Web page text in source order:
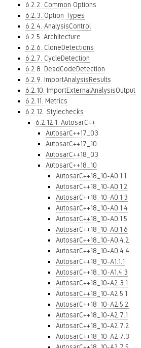
6.2.2. Common Options
6.2.3. Option Types
6.2.4. AnalysisControl
6.2.5. Architecture
6.2.6. CloneDetections
6.2.7. CycleDetection
6.2.8. DeadCodeDetection
6.2.9. ImportAnalysisResults
6.2.10. ImportExternalAnalysisOutput
6.2.11. Metrics
6.2.12. Stylechecks
6.2.12.1. AutosarC++
AutosarC++17_03
AutosarC++17_10
AutosarC++18_03
AutosarC++18_10
AutosarC++18_10-A0.1.1
AutosarC++18_10-A0.1.2
AutosarC++18_10-A0.1.3
AutosarC++18_10-A0.1.4
AutosarC++18_10-A0.1.5
AutosarC++18_10-A0.1.6
AutosarC++18_10-A0.4.2
AutosarC++18_10-A0.4.4
AutosarC++18_10-A1.1.1
AutosarC++18_10-A1.4.3
AutosarC++18_10-A2.3.1
AutosarC++18_10-A2.5.1
AutosarC++18_10-A2.5.2
AutosarC++18_10-A2.7.1
AutosarC++18_10-A2.7.2
AutosarC++18_10-A2.7.3